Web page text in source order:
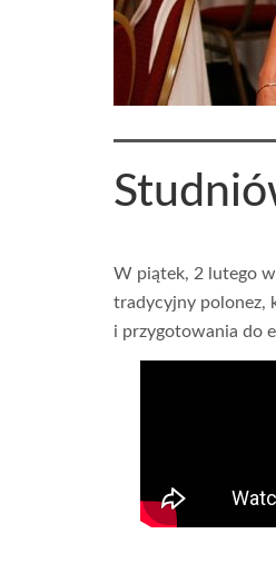
W piątek, 2 lutego
tradycyjny polonez,
i przygotowania do